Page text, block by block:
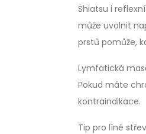
Shiatsu i
může uvolnit
prstů pomůže,
Lymfatická
Pokud máte
kontraindikace.
Tip pro líné